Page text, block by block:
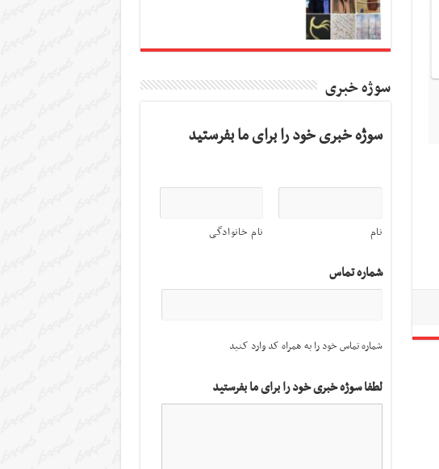
سوژه خبری
سوژه خبری خود را برای ما بفرستید
نام نام خانوادگی
شماره تماس
شماره تماس خود را به همراه کد وارد کنید
لطفا سوژه خبری خود را برای ما بفرستید